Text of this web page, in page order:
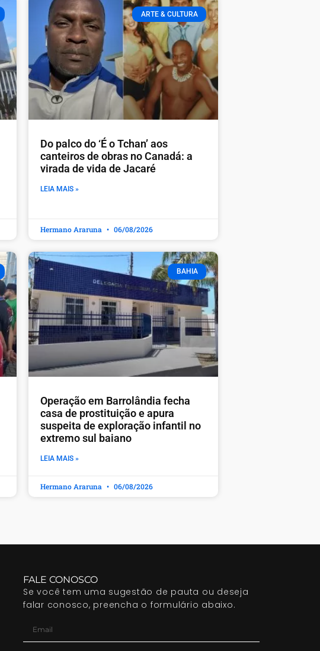
ARTE & CULTURA
Do palco do ‘É o Tchan’ aos
canteiros de obras no Canadá: a
virada de vida de Jacaré
LEIA MAIS »
Hermano Araruna 06/08/2026
BAHIA
Operação em Barrolândia fecha
casa de prostituição e apura
suspeita de exploração infantil no
extremo sul baiano
LEIA MAIS »
Hermano Araruna 06/08/2026
FALE CONOSCO
Se você tem uma sugestão de pauta ou deseja
falar conosco, preencha o formulário abaixo.